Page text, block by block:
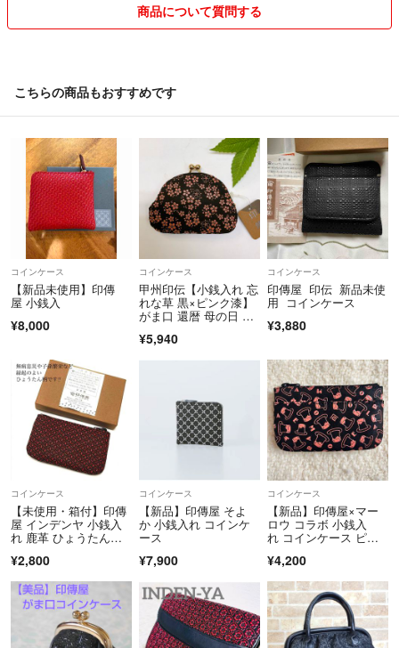
＊他サイトでも掲載していますので、タイミングによってはいきなり削
上ご購入して下さい。
商品について質問する
こちらの商品もおすすめです
コインケース
【新品未使用】印傳
屋 小銭入
¥8,000
コインケース
甲州印伝【小銭入れ 忘
れな草 黒×ピンク漆】
がま口 還暦 母の日 春
¥5,940
コインケース
印傳屋 印伝 新品未使
用 コインケース
¥3,880
コインケース
【未使用・箱付】印傳
屋 インデンヤ 小銭入
れ 鹿革 ひょうたん
¥2,800
コインケース
【新品】印傳屋 そよ
か 小銭入れ コインケ
ース
¥7,900
コインケース
【新品】印傳屋×マー
ロウ コラボ 小銭入
れ コインケース ピン
¥4,200